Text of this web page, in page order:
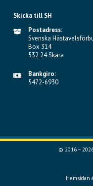
Skicka till SH
Postadress:
Svenska
Box 314
532 24 Skara
Bankgiro:
5472-6930
© 2016 –
Hemsidan